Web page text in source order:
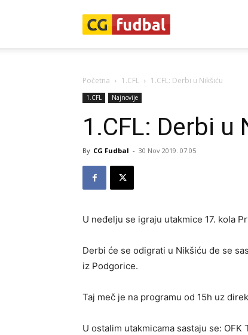
Početna 1.CFL 1.CFL: Derbi u Nikšiću
1.CFL Najnovije
1.CFL: Derbi u
By CG Fudbal - 30 Nov 2019. 07:05
U neđelju se igraju utakmice 17. kola
Derbi će se odigrati u Nikšiću đe se
iz Podgorice.
Taj meč je na programu od 15h uz
U ostalim utakmicama sastaju se: OFK